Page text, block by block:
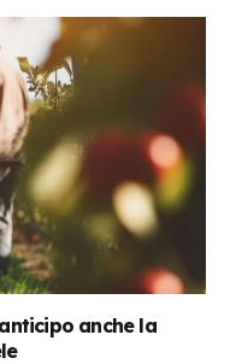
anche la